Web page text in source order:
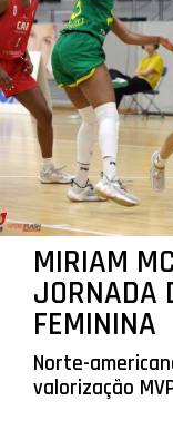
MIRIAM
JORNADA
FEMININA
Norte-
valorização